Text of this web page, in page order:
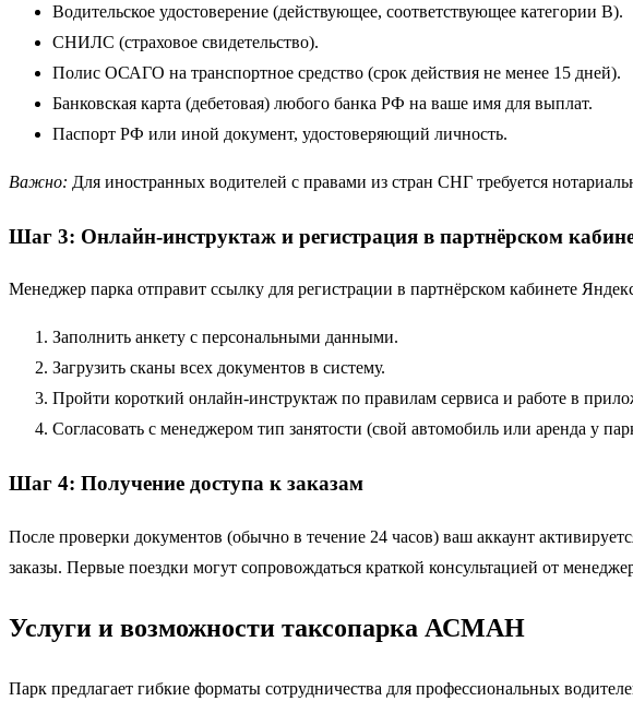
Водительское удостоверение (действующее, соответствующее категории B).
СНИЛС (страховое свидетельство).
Полис ОСАГО на транспортное средство (срок действия не менее 15 дней).
Банковская карта (дебетовая) любого банка РФ на ваше имя для выплат.
Паспорт РФ или иной документ, удостоверяющий личность.
Важно: Для иностранных водителей с правами из стран СНГ требуется
Шаг 3: Онлайн-инструктаж и регистрация в партнёрском
Менеджер парка отправит ссылку для регистрации в партнёрском кабинете
Заполнить анкету с персональными данными.
Загрузить сканы всех документов в систему.
Пройти короткий онлайн-инструктаж по правилам сервиса и работе в
Согласовать с менеджером тип занятости (свой автомобиль или аренда у
Шаг 4: Получение доступа к заказам
После проверки документов (обычно в течение 24 часов) ваш аккаунт
заказы. Первые поездки могут сопровождаться краткой консультацией от
Услуги и возможности таксопарка АСМАН
Парк предлагает гибкие форматы сотрудничества для профессиональных